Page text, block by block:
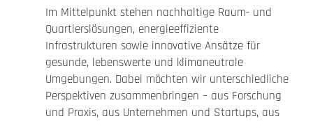
Im Mittelpunkt stehen nachhaltige Raum- und
Quartierslösungen, energieeffiziente
Infrastrukturen sowie innovative Ansätze für
gesunde, lebenswerte und klimaneutrale
Umgebungen. Dabei möchten wir unterschiedliche
Perspektiven zusammenbringen – aus Forschung
und Praxis, aus Unternehmen und Startups, aus